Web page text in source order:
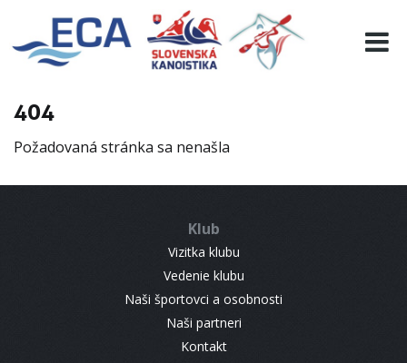
404
Požadovaná stránka sa nenašla
Klub
Vizitka klubu
Vedenie klubu
Naši športovci a osobnosti
Naši partneri
Kontakt
EURO 19
INFO
RESULTS
CONTACT